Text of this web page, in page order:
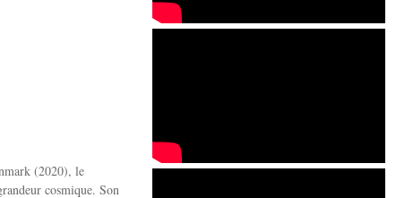
(2020), le
cosmique. Son